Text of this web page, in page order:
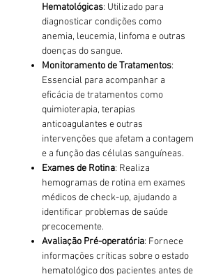
Hematológicas: Utilizado para
diagnosticar condições como
anemia, leucemia, linfoma e outras
doenças do sangue.
Monitoramento de Tratamentos:
Essencial para acompanhar a
eficácia de tratamentos como
quimioterapia, terapias
anticoagulantes e outras
intervenções que afetam a contagem
e a função das células sanguíneas.
Exames de Rotina: Realiza
hemogramas de rotina em exames
médicos de check-up, ajudando a
identificar problemas de saúde
precocemente.
Avaliação Pré-operatória: Fornece
informações críticas sobre o estado
hematológico dos pacientes antes de